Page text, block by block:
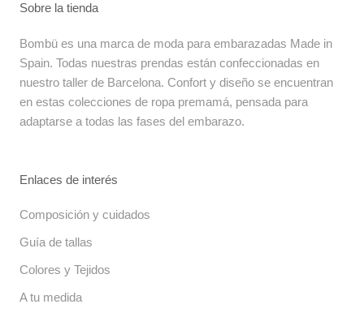
Sobre la tienda
Bombü es una marca de moda para embarazadas Made in
Spain. Todas nuestras prendas están confeccionadas en
nuestro taller de Barcelona. Confort y diseño se encuentran
en estas colecciones de ropa premamá, pensada para
adaptarse a todas las fases del embarazo.
Enlaces de interés
Composición y cuidados
Guía de tallas
Colores y Tejidos
A tu medida